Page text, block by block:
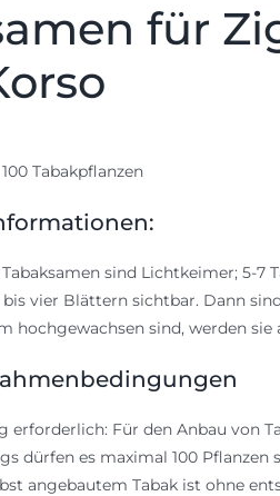
für
Tabakpflanzen
Tabaksamen sind Lichtkeimer; 5-
vier Blättern sichtbar. Dann
hochgewachsen sind, werden sie
erforderlich: Für den Anbau von
dürfen es maximal 100 Pflanzen
angebautem Tabak ist ohne